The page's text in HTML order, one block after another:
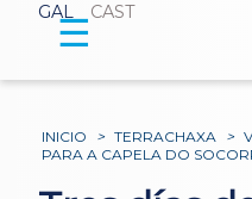
GAL CAST
☰
INICIO > TERRACHAXA >
PARA A CAPELA DO